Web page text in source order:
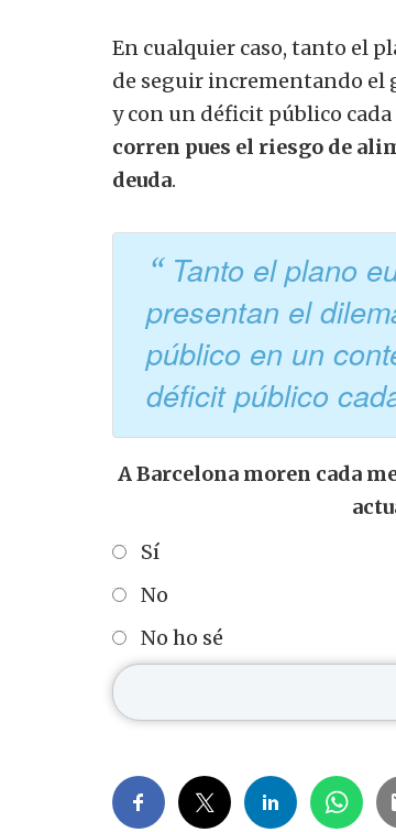
En cualquier caso, tanto el
de seguir incrementando
y con un déficit público
corren pues el riesgo de
deuda.
Tanto el plano
presentan el
público en un
déficit público
A Barcelona moren cada
Sí
No
No ho sé